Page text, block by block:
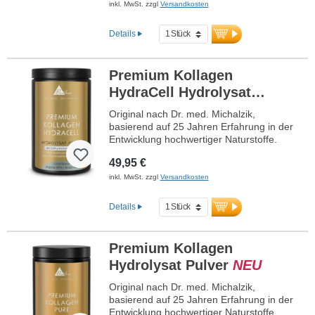
Sie gerne jederzeit.
inkl. MwSt. zzgl Versandkosten
Details
Premium Kollagen
HydraCell Hydrolysat
Pulver
Original nach Dr. med. Michalzik,
basierend auf 25 Jahren Erfahrung in der
Entwicklung hochwertiger Naturstoffe.
über 99 % Kollagenpeptiden pro
Tagesdosierung. Enthält 9 %
Glycin sowie die innovative HydraCell-
Zellhydrations-Matrix mit 1.000 mg Betain
Taurin und 80 mg Vitamin C.
Premium Kollagen-Hydrolysat mit
Kollagenpeptiden der Typen I und III aus
(Grass-fed). Die optimale Molekülgröße
von 2.000 Dalton und das ausgewogene
49,95 €
inkl. MwSt. zzgl Versandkosten
Details
Premium Kollagen
Hydrolysat Pulver NEU
Original nach Dr. med. Michalzik,
basierend auf 25 Jahren Erfahrung in der
Entwicklung hochwertiger Naturstoffe.